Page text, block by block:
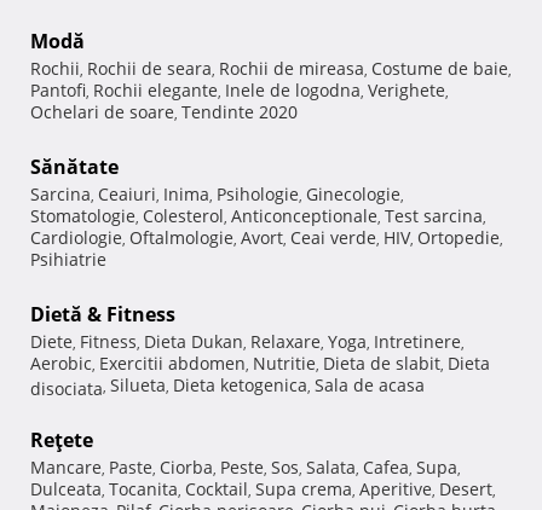
Modă
Rochii, Rochii de seara, Rochii de mireasa, Costume de baie,
Pantofi, Rochii elegante, Inele de logodna, Verighete,
Ochelari de soare, Tendinte 2020
Sănătate
Sarcina, Ceaiuri, Inima, Psihologie, Ginecologie,
Stomatologie, Colesterol, Anticonceptionale, Test sarcina,
Cardiologie, Oftalmologie, Avort, Ceai verde, HIV, Ortopedie,
Psihiatrie
Dietă & Fitness
Diete, Fitness, Dieta Dukan, Relaxare, Yoga, Intretinere,
Aerobic, Exercitii abdomen, Nutritie, Dieta de slabit, Dieta
disociata, Silueta, Dieta ketogenica, Sala de acasa
Reţete
Mancare, Paste, Ciorba, Peste, Sos, Salata, Cafea, Supa,
Dulceata, Tocanita, Cocktail, Supa crema, Aperitive, Desert,